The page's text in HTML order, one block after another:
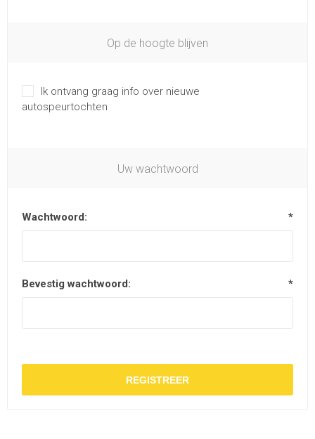
Op de hoogte blijven
Ik ontvang graag info over nieuwe
autospeurtochten
Uw wachtwoord
Wachtwoord: *
Bevestig wachtwoord: *
REGISTREER